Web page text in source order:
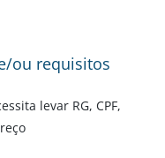
ou requisitos
levar RG, CPF,